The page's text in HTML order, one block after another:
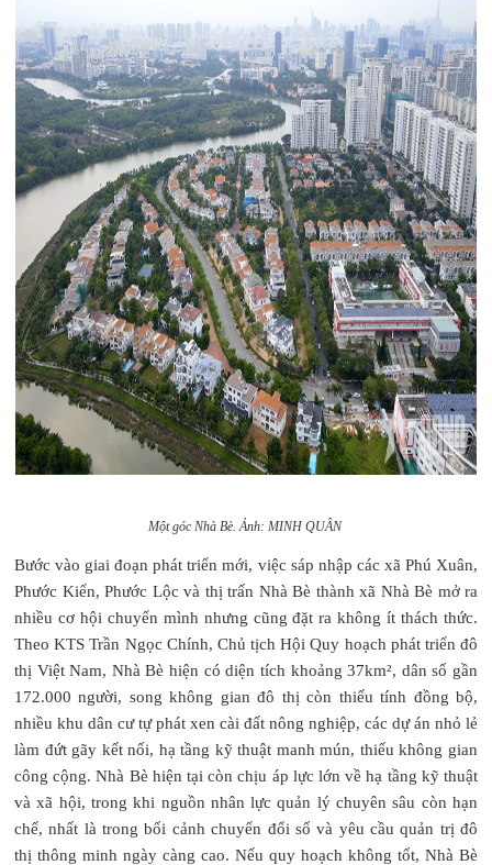
Một góc Nhà Bè.Ảnh: MINH QUÂN
Bước vào giai đoạn phát triển mới, việc sáp nhập các xã Phú Xuân,
Phước Kiển, Phước Lộc và thị trấn Nhà Bè thành xã Nhà Bè mở ra
nhiều cơ hội chuyển mình nhưng cũng đặt ra không ít thách thức.
Theo KTS Trần Ngọc Chính, Chủ tịch Hội Quy hoạch phát triển đô
thị Việt Nam, Nhà Bè hiện có diện tích khoảng 37km², dân số gần
172.000 người, song không gian đô thị còn thiếu tính đồng bộ,
nhiều khu dân cư tự phát xen cài đất nông nghiệp, các dự án nhỏ lẻ
làm đứt gãy kết nối, hạ tầng kỹ thuật manh mún, thiếu không gian
công cộng. Nhà Bè hiện tại còn chịu áp lực lớn về hạ tầng kỹ thuật
và xã hội, trong khi nguồn nhân lực quản lý chuyên sâu còn hạn
chế, nhất là trong bối cảnh chuyển đổi số và yêu cầu quản trị đô
thị thông minh ngày càng cao. Nếu quy hoạch không tốt, Nhà Bè